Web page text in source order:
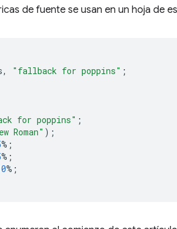
de fuente se usan en un hoja de
, "fallback for poppins" ;
for poppins" ;
Roman" );
%;
%;
%;